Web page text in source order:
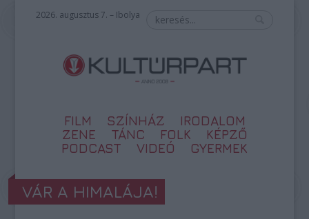
2026. augusztus 7. – Ibolya
FILM SZÍNHÁZ
IRODALOM
ZENE
TÁNC FOLK
KÉPZŐ
PODCAST
VIDEÓ GYERMEK
VÁR A HIMALÁJA!